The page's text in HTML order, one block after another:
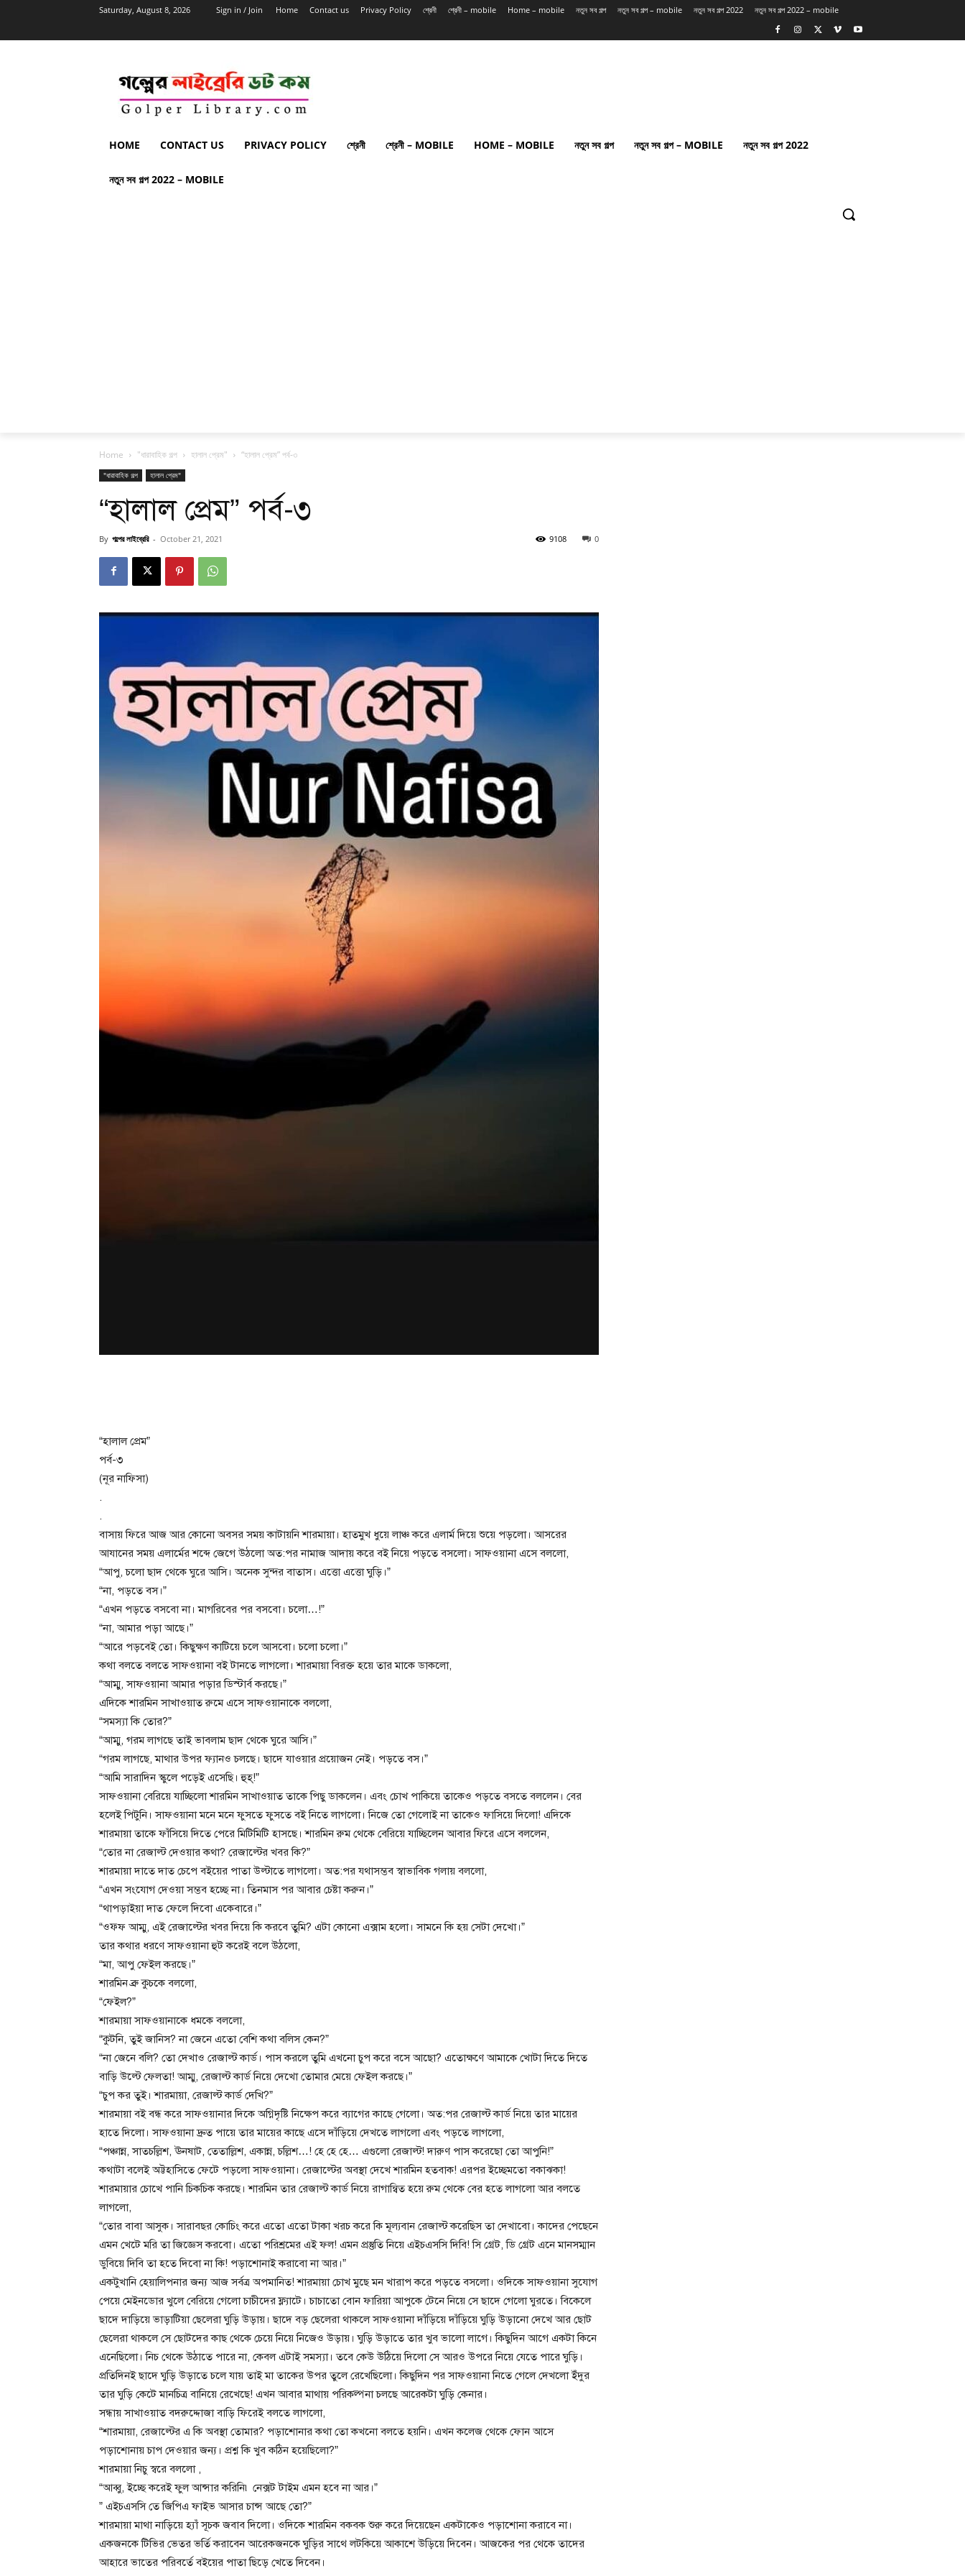
Saturday, August 8, 2026 Sign in / Join Home Contact us Privacy Policy শ্রেনী শ্রেনী – mobile Home – mobile নতুন সব গল্প নতুন সব গল্প – mobile নতুন সব গল্প 2022 নতুন সব গল্প 2022 – mobile
HOME CONTACT US PRIVACY POLICY শ্রেনী শ্রেনী – MOBILE HOME – MOBILE নতুন সব গল্প নতুন সব গল্প – MOBILE নতুন সব গল্প 2022
নতুন সব গল্প 2022 – MOBILE
Home "ধারাবাহিক গল্প হালাল প্রেম" “হালাল প্রেম” পর্ব-৩
"ধারাবাহিক গল্প হালাল প্রেম"
“হালাল প্রেম” পর্ব-৩
By গল্পের লাইব্রেরি - October 21, 2021 0
9108
“হালাল প্রেম”
পর্ব-৩
(নূর নাফিসা)
.
.
বাসায় ফিরে আজ আর কোনো অবসর সময় কাটায়নি শারমায়া। হাতমুখ ধুয়ে লাঞ্চ করে এলার্ম দিয়ে শুয়ে পড়লো। আসরের
আযানের সময় এলার্মের শব্দে জেগে উঠলো অত:পর নামাজ আদায় করে বই নিয়ে পড়তে বসলো। সাফওয়ানা এসে বললো,
“আপু, চলো ছাদ থেকে ঘুরে আসি। অনেক সুন্দর বাতাস। এত্তো এত্তো ঘুড়ি।”
“না, পড়তে বস।”
“এখন পড়তে বসবো না। মাগরিবের পর বসবো। চলো…!”
“না, আমার পড়া আছে।”
“আরে পড়বেই তো। কিছুক্ষণ কাটিয়ে চলে আসবো। চলো চলো।”
কথা বলতে বলতে সাফওয়ানা বই টানতে লাগলো। শারমায়া বিরক্ত হয়ে তার মাকে ডাকলো,
“আম্মু, সাফওয়ানা আমার পড়ার ডিস্টার্ব করছে।”
এদিকে শারমিন সাখাওয়াত রুমে এসে সাফওয়ানাকে বললো,
“সমস্যা কি তোর?”
“আম্মু, গরম লাগছে তাই ভাবলাম ছাদ থেকে ঘুরে আসি।”
“গরম লাগছে, মাথার উপর ফ্যানও চলছে। ছাদে যাওয়ার প্রয়োজন নেই। পড়তে বস।”
“আমি সারাদিন স্কুলে পড়েই এসেছি। হুহ্!”
সাফওয়ানা বেরিয়ে যাচ্ছিলো শারমিন সাখাওয়াত তাকে পিছু ডাকলেন। এবং চোখ পাকিয়ে তাকেও পড়তে বসতে বললেন। বের
হলেই পিটুনি। সাফওয়ানা মনে মনে ফুসতে ফুসতে বই নিতে লাগলো। নিজে তো গেলোই না তাকেও ফাসিয়ে দিলো! এদিকে
শারমায়া তাকে ফাঁসিয়ে দিতে পেরে মিটিমিটি হাসছে। শারমিন রুম থেকে বেরিয়ে যাচ্ছিলেন আবার ফিরে এসে বললেন,
“তোর না রেজাল্ট দেওয়ার কথা? রেজাল্টের খবর কি?”
শারমায়া দাতে দাত চেপে বইয়ের পাতা উল্টাতে লাগলো। অত:পর যথাসম্ভব স্বাভাবিক গলায় বললো,
“এখন সংযোগ দেওয়া সম্ভব হচ্ছে না। তিনমাস পর আবার চেষ্টা করুন।”
“থাপড়াইয়া দাত ফেলে দিবো একেবারে।”
“ওফ্ফ আম্মু, এই রেজাল্টের খবর দিয়ে কি করবে তুমি? এটা কোনো এক্সাম হলো। সামনে কি হয় সেটা দেখো।”
তার কথার ধরণে সাফওয়ানা হুট করেই বলে উঠলো,
“মা, আপু ফেইল করছে।”
শারমিন ব্রু কুচকে বললো,
“ফেইল?”
শারমায়া সাফওয়ানাকে ধমকে বললো,
“কুটনি, তুই জানিস? না জেনে এতো বেশি কথা বলিস কেন?”
“না জেনে বলি? তো দেখাও রেজাল্ট কার্ড। পাস করলে তুমি এখনো চুপ করে বসে আছো? এতোক্ষণে আমাকে খোটা দিতে দিতে
বাড়ি উল্টে ফেলতা! আম্মু, রেজাল্ট কার্ড নিয়ে দেখো তোমার মেয়ে ফেইল করছে।”
“চুপ কর তুই। শারমায়া, রেজাল্ট কার্ড দেখি?”
শারমায়া বই বন্ধ করে সাফওয়ানার দিকে অগ্নিদৃষ্টি নিক্ষেপ করে ব্যাগের কাছে গেলো। অত:পর রেজাল্ট কার্ড নিয়ে তার মায়ের
হাতে দিলো। সাফওয়ানা দ্রুত পায়ে তার মায়ের কাছে এসে দাঁড়িয়ে দেখতে লাগলো এবং পড়তে লাগলো,
“পঞ্চান্ন, সাতচল্লিশ, ঊনষাট, তেতাল্লিশ, একান্ন, চল্লিশ…! হে হে হে… এগুলো রেজাল্ট! দারুণ পাস করেছো তো আপুনি!”
কথাটা বলেই অট্টহাসিতে ফেটে পড়লো সাফওয়ানা। রেজাল্টের অবস্থা দেখে শারমিন হতবাক! এরপর ইচ্ছেমতো বকাঝকা!
শারমায়ার চোখে পানি চিকচিক করছে। শারমিন তার রেজাল্ট কার্ড নিয়ে রাগান্বিত হয়ে রুম থেকে বের হতে লাগলো আর বলতে
লাগলো,
“তোর বাবা আসুক। সারাবছর কোচিং করে এতো এতো টাকা খরচ করে কি মূল্যবান রেজাল্ট করেছিস তা দেখাবো। কাদের পেছেনে
এমন খেটে মরি তা জিজ্ঞেস করবো। এতো পরিশ্রমের এই ফল! এমন প্রস্তুতি নিয়ে এইচএসসি দিবি! সি গ্রেট, ডি গ্রেট এনে মানসম্মান
ডুবিয়ে দিবি তা হতে দিবো না কি! পড়াশোনাই করাবো না আর।”
একটুখানি হেয়ালিপনার জন্য আজ সর্বত্র অপমানিত! শারমায়া চোখ মুছে মন খারাপ করে পড়তে বসলো। ওদিকে সাফওয়ানা সুযোগ
পেয়ে মেইনডোর খুলে বেরিয়ে গেলো চাচীদের ফ্ল্যাটে। চাচাতো বোন ফারিয়া আপুকে টেনে নিয়ে সে ছাদে গেলো ঘুরতে। বিকেলে
ছাদে দাড়িয়ে ভাড়াটিয়া ছেলেরা ঘুড়ি উড়ায়। ছাদে বড় ছেলেরা থাকলে সাফওয়ানা দাঁড়িয়ে দাঁড়িয়ে ঘুড়ি উড়ানো দেখে আর ছোট
ছেলেরা থাকলে সে ছোটদের কাছ থেকে চেয়ে নিয়ে নিজেও উড়ায়। ঘুড়ি উড়াতে তার খুব ভালো লাগে। কিছুদিন আগে একটা কিনে
এনেছিলো। নিচ থেকে উঠাতে পারে না, কেবল এটাই সমস্যা। তবে কেউ উঠিয়ে দিলো সে আরও উপরে নিয়ে যেতে পারে ঘুড়ি।
প্রতিদিনই ছাদে ঘুড়ি উড়াতে চলে যায় তাই মা তাকের উপর তুলে রেখেছিলো। কিছুদিন পর সাফওয়ানা নিতে গেলে দেখলো ইঁদুর
তার ঘুড়ি কেটে মানচিত্র বানিয়ে রেখেছে! এখন আবার মাথায় পরিকল্পনা চলছে আরেকটা ঘুড়ি কেনার।
সন্ধায় সাখাওয়াত বদরুদ্দোজা বাড়ি ফিরেই বলতে লাগলো,
“শারমায়া, রেজাল্টের এ কি অবস্থা তোমার? পড়াশোনার কথা তো কখনো বলতে হয়নি। এখন কলেজ থেকে ফোন আসে
পড়াশোনায় চাপ দেওয়ার জন্য। প্রশ্ন কি খুব কঠিন হয়েছিলো?”
শারমায়া নিচু স্বরে বললো ,
“আব্বু, ইচ্ছে করেই ফুল আন্সার করিনি৷ নেক্সট টাইম এমন হবে না আর।”
” এইচএসসি তে জিপিএ ফাইভ আসার চান্স আছে তো?”
শারমায়া মাথা নাড়িয়ে হ্যাঁ সূচক জবাব দিলো। ওদিকে শারমিন বকবক শুরু করে দিয়েছেন একটাকেও পড়াশোনা করাবে না।
একজনকে টিভির ভেতর ভর্তি করাবেন আরেকজনকে ঘুড়ির সাথে লটকিয়ে আকাশে উড়িয়ে দিবেন। আজকের পর থেকে তাদের
আহারে ভাতের পরিবর্তে বইয়ের পাতা ছিড়ে খেতে দিবেন।